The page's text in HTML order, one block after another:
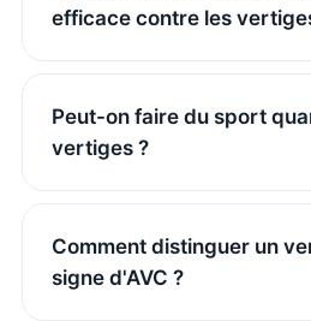
efficace contre les
Peut-on faire du sport
vertiges ?
Comment distinguer un
signe d'AVC ?